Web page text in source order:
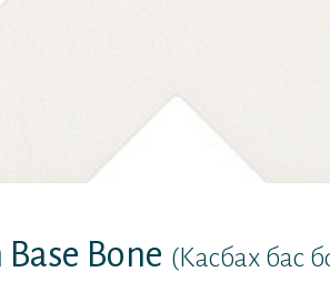
Base Bone (Касбах бас